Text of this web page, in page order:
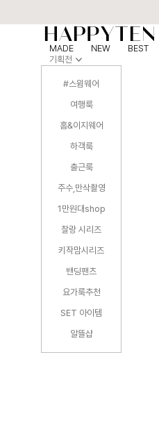
MADE NEW BEST
기획전
#스윔웨어
여행룩
홈&이지웨어
하객룩
출근룩
주수,만삭촬영
1만원대shop
찰랑 시리즈
키작맘시리즈
밴딩팬츠
요가룩추천
SET 아이템
알뜰샵